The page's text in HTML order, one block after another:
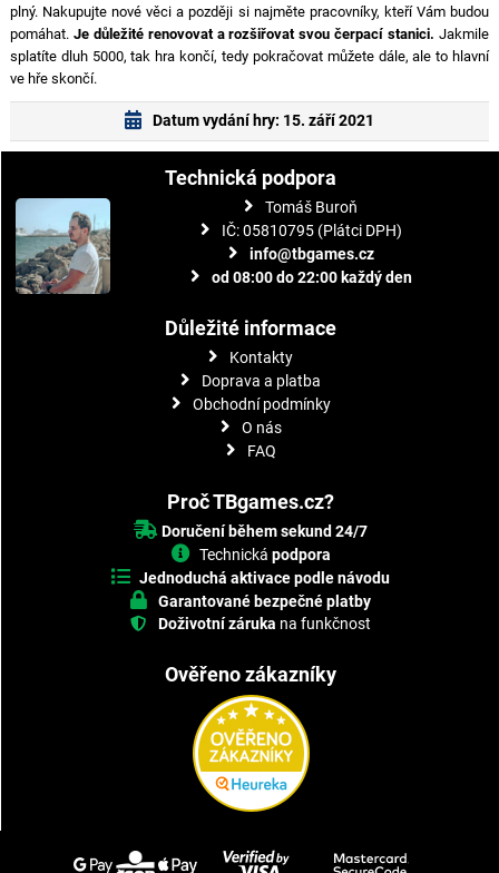
plný. Nakupujte nové věci a později si najměte pracovníky, kteří Vám budou
pomáhat. Je důležité renovovat a rozšiřovat svou čerpací stanici.Jakmile
splatíte dluh 5000, tak hra končí, tedy pokračovat můžete dále, ale to hlavní
ve hře skončí.
Datum vydání hry: 15. září 2021
Technická podpora
Tomáš Buroň
IČ: 05810795 (Plátci DPH)
info@tbgames.cz
od 08:00 do 22:00 každý den
Důležité informace
Kontakty
Doprava a platba
Obchodní podmínky
O nás
FAQ
Proč TBgames.cz?
Doručení během sekund 24/7
Technická podpora
Jednoduchá aktivace podle návodu
Garantované bezpečné platby
Doživotní záruka na funkčnost
Ověřeno zákazníky